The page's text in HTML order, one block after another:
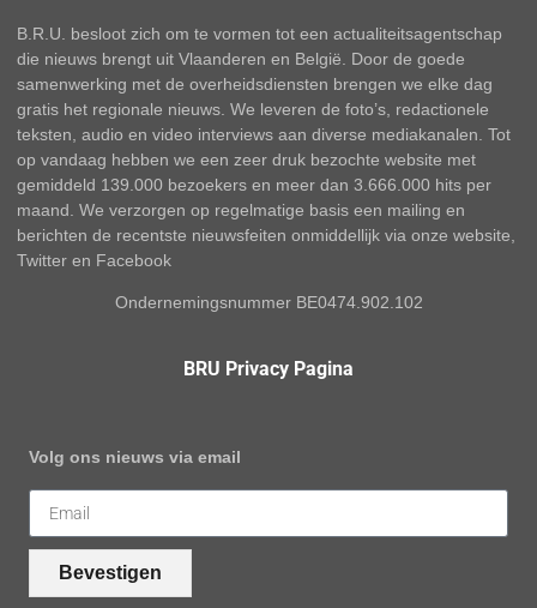
B.R.U. besloot zich om te vormen tot een actualiteitsagentschap
die nieuws brengt uit Vlaanderen en België. Door de goede
samenwerking met de overheidsdiensten brengen we elke dag
gratis het regionale nieuws. We leveren de foto’s, redactionele
teksten, audio en video interviews aan diverse mediakanalen. Tot
op vandaag hebben we een zeer druk bezochte website met
gemiddeld 139.000 bezoekers en meer dan 3.666.000 hits per
maand. We verzorgen op regelmatige basis een mailing en
berichten de recentste nieuwsfeiten onmiddellijk via onze website,
Twitter en Facebook
Ondernemingsnummer BE0474.902.102
BRU Privacy Pagina
Volg ons nieuws via email
Bevestigen